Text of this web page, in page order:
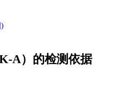
A）的检测依据